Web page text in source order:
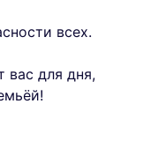
всех.
вас для дня,